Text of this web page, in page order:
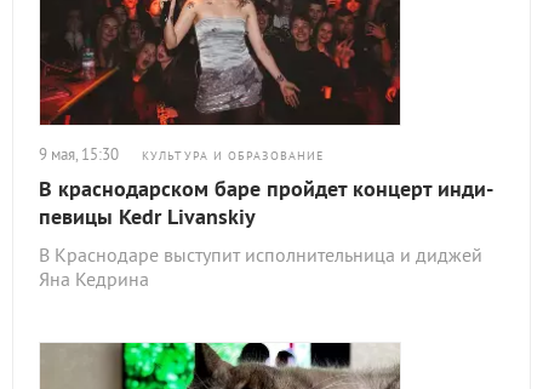
9 мая, 15:30 КУЛЬТУРА И ОБРАЗОВАНИЕ
В краснодарском баре пройдет концерт инди-
певицы Kedr Livanskiy
В Краснодаре выступит исполнительница и диджей
Яна Кедрина